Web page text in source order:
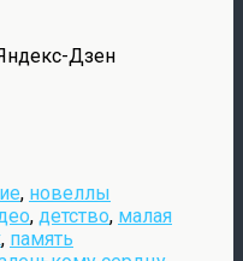
Дзен
, новеллы
, детство, малая
, память